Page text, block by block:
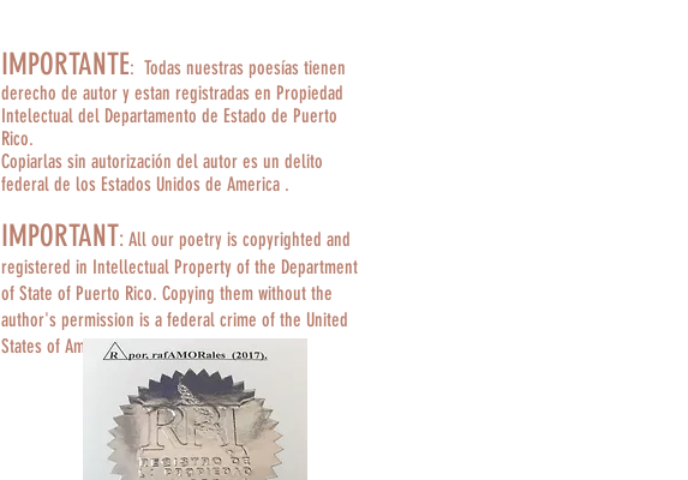
IMPORTANTE: Todas nuestras poesías tienen
derecho de autor y estan registradas en Propiedad
Intelectual del Departamento de Estado de Puerto
Rico.
Copiarlas sin autorización del autor es un delito
federal de los Estados Unidos de America .
IMPORTANT: All our poetry is copyrighted and
registered in Intellectual Property of the Department
of State of Puerto Rico. Copying them without the
author's permission is a federal crime of the United
States of America.